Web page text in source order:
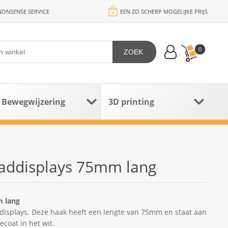
SERVICE EEN ZO SCHERP MOGELIJKE PRIJS
0
ZOEK
Bewegwijzering 3D printing
75mm lang
lang
Deze haak heeft een lengte van 75mm en staat aan
in het wit.